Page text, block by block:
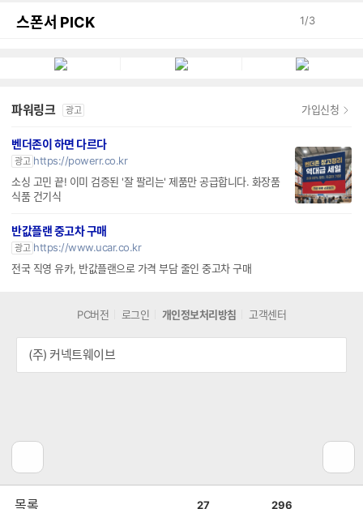
스폰서 PICK 1/3
파워링크 광고 가입신청
벤더존이 하면 다르다
광고 https://powerr.co.kr
소싱 고민 끝! 이미 검증된 '잘 팔리는' 제품만 공급합니다. 화장품
식품 건기식
반값플랜 중고차 구매
광고 https://www.ucar.co.kr
전국 직영 유카, 반값플랜으로 가격 부담 줄인 중고차 구매
PC버전 로그인 개인정보처리방침 고객센터
(주) 커넥트웨이브
목록 27 296